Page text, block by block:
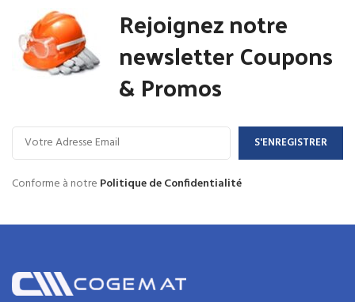
Rejoignez notre
newsletter Coupons
& Promos
Conforme à notre Politique de Confidentialité